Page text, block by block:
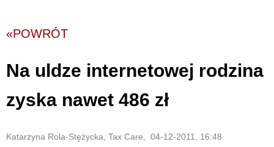
«POWRÓT
Na uldze internetowej rodzina
zyska nawet 486 zł
Katarzyna Rola-Stężycka, Tax Care, 04-12-2011, 16:48